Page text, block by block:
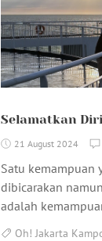
Selamatkan
21 August 2024
Satu kemampuan
dibicarakan
adalah
Oh! Jakarta